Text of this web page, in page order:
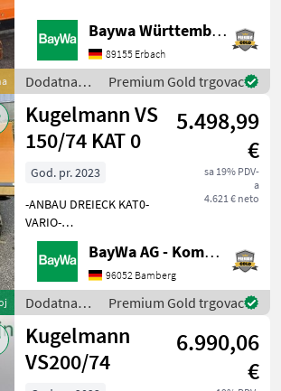
Mali
oglasi
steht Ihnen Herr Straub
unter Tel.: 07305-17352 für
Ihre Anfrage zur
Verfügung!Kugelmann
Schne
Baywa Württemberg
89155 Erbach
Dodatna
oprema za
traktore /
Kugelmann
Premium Gold trgovac
Kugelmann VS
150/74 KAT 0
5.498,99
€
sa 19% PDV-
a
4.621 € neto
God. pr. 2023
-ANBAU DREIECK KAT0-
VARIO-
SCHNEERÄUMSCHILD, VS15-
VULCOLAN-
SCHÜRFLEISTEN-SATZ-
SCHILDBREITE 1, 50M
Dodatna oprema za
traktore Plug za snijeg
BayWa AG - Kommunal-Vertriebszentrum Franken
96052 Bamberg
Dodatna
oprema za
traktore /
Kugelmann
Premium Gold trgovac
Kugelmann
VS200/74
6.990,06
€